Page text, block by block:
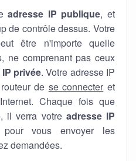
adresse IP publique, et
de contrôle dessus. Votre
être n'importe quelle
ne comprenant pas ceux
privée. Votre adresse IP
de se connecter et
Chaque fois que
il verra votre adresse IP
vous envoyer les
demandées.